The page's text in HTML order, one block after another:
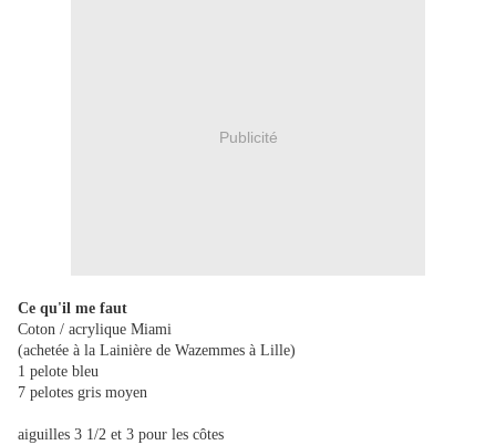
Publicité
Ce qu'il me faut
Coton / acrylique Miami
(achetée à la Lainière de Wazemmes à Lille)
1 pelote bleu
7 pelotes gris moyen
aiguilles 3 1/2 et 3 pour les côtes